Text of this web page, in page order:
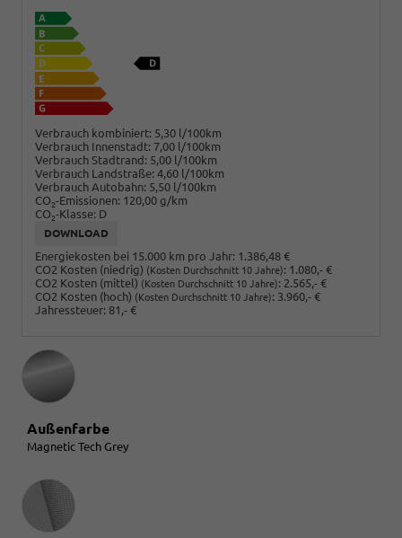
Verbrauch kombiniert: 5,30 l/100km
Verbrauch Innenstadt: 7,00 l/100km
Verbrauch Stadtrand: 5,00 l/100km
Verbrauch Landstraße: 4,60 l/100km
Verbrauch Autobahn: 5,50 l/100km
CO2-Emissionen: 120,00 g/km
CO2-Klasse: D
DOWNLOAD
Energiekosten bei 15.000 km pro Jahr: 1.386,48 €
CO2 Kosten (niedrig) (Kosten Durchschnitt 10 Jahre): 1.080,- €
CO2 Kosten (mittel) (Kosten Durchschnitt 10 Jahre): 2.565,- €
CO2 Kosten (hoch) (Kosten Durchschnitt 10 Jahre): 3.960,- €
Jahressteuer: 81,- €
Außenfarbe
Magnetic Tech Grey
Innenausstattung